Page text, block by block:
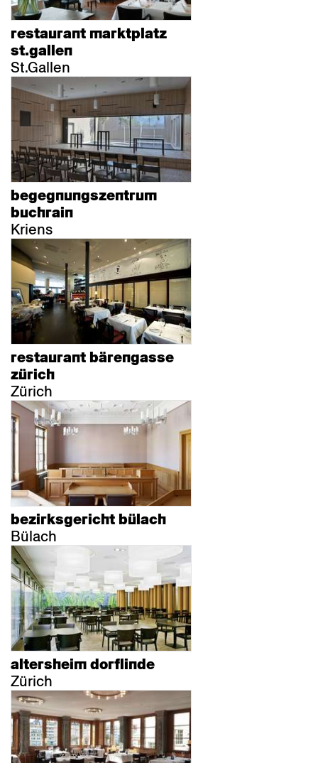
restaurant marktplatz
st.gallen
St.Gallen
begegnungszentrum
buchrain
Kriens
restaurant bärengasse
zürich
Zürich
bezirksgericht bülach
Bülach
altersheim dorflinde
Zürich